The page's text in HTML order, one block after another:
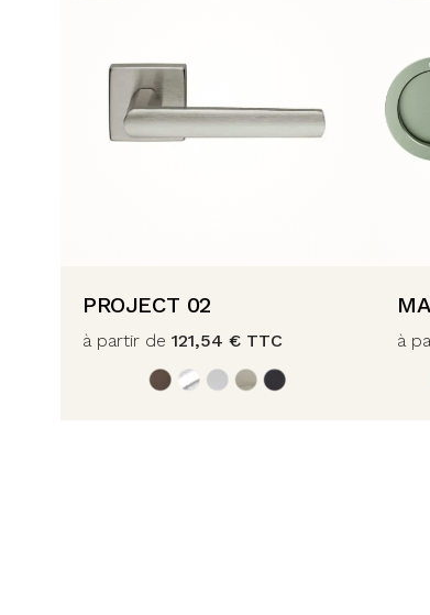
PROJECT 02
à partir de 121,54 € TTC à